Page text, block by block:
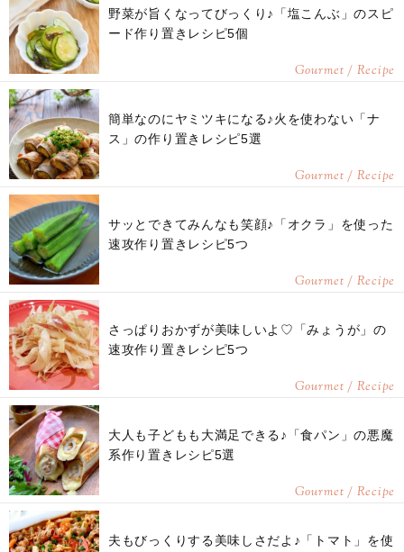
野菜が旨くなってびっくり♪「塩こんぶ」のスピ
ード作り置きレシピ5個
Gourmet / Recipe
簡単なのにヤミツキになる♪火を使わない「ナ
ス」の作り置きレシピ5選
Gourmet / Recipe
サッとできてみんなも笑顔♪「オクラ」を使った
速攻作り置きレシピ5つ
Gourmet / Recipe
さっぱりおかずが美味しいよ♡「みょうが」の
速攻作り置きレシピ5つ
Gourmet / Recipe
大人も子どもも大満足できる♪「食パン」の悪魔
系作り置きレシピ5選
Gourmet / Recipe
夫もびっくりする美味しさだよ♪「トマト」を使